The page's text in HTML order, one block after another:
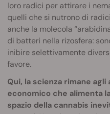
loro radici per attirare i
quelli che si nutrono di
anche la molecola
di batteri nella rizosfera:
inibire selettivamente
favore.
Qui, la scienza rimane
economico che alimenta
spazio della cannabis